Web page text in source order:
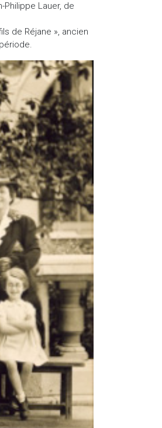
Lauer, de
de Réjane », ancien